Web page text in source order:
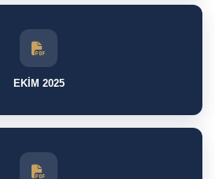
EKİM 2025